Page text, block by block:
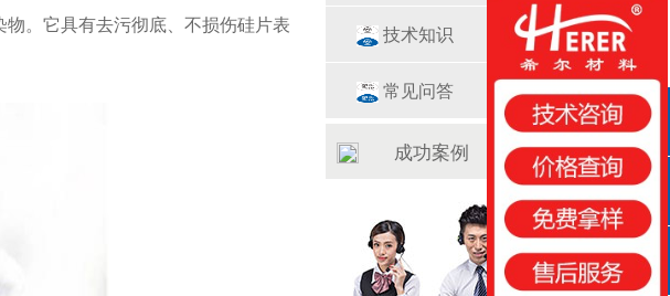
。它具有去污彻底、不损伤硅片表
技术知识
常见问答
成功案例 QQ咨询
咨询热线
扫一扫